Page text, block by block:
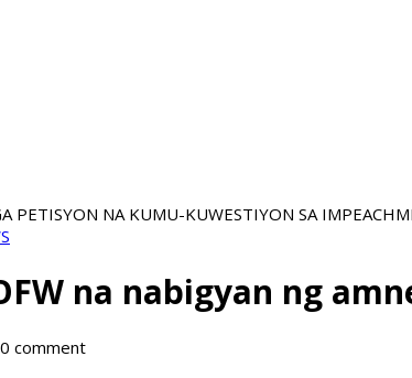
PETISYON NA KUMU-KUWESTIYON SA
na nabigyan ng
0 comment